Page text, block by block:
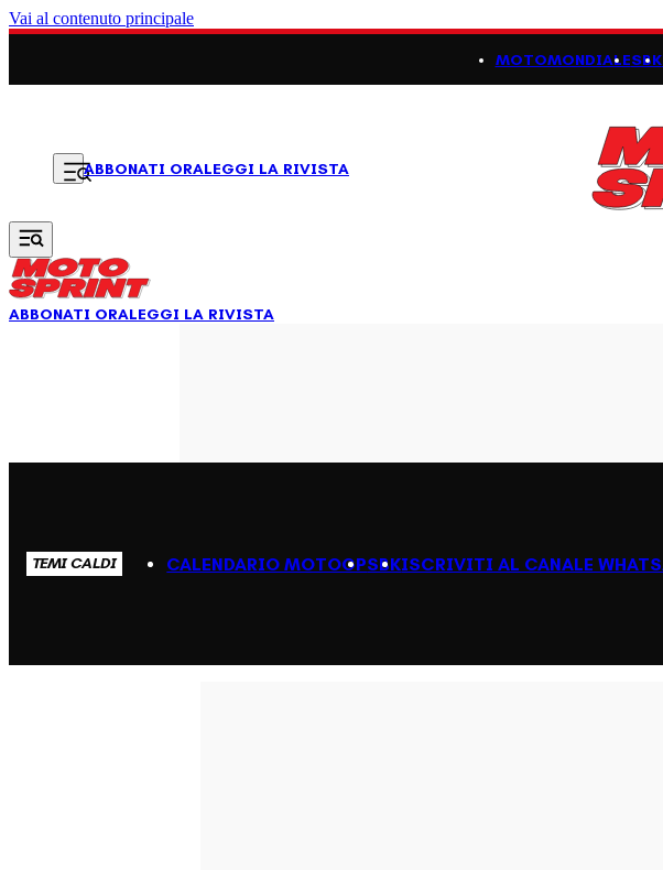
Vai al contenuto principale
MOTOMONDIALESBK
ABBONATI ORALEGGI LA RIVISTA
ABBONATI ORALEGGI LA RIVISTA
TEMI CALDI CALENDARIO MOTOGPSBKISCRIVITI AL CANALE